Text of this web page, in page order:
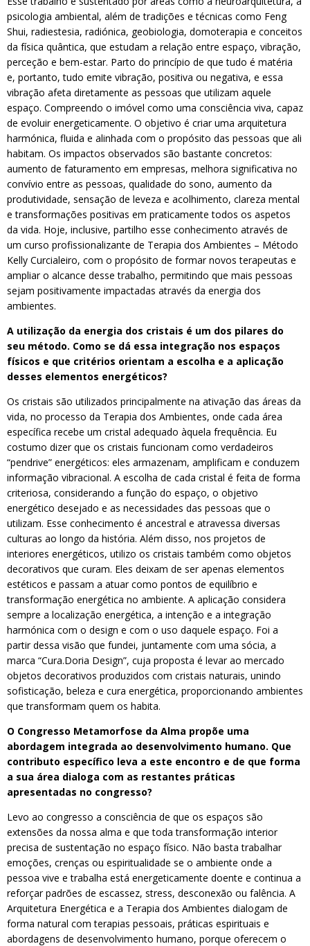
psicologia ambiental, além de tradições e técnicas como Feng
Shui, radiestesia, radiónica, geobiologia, domoterapia e conceitos
da física quântica, que estudam a relação entre espaço, vibração,
perceção e bem-estar. Parto do princípio de que tudo é matéria
e, portanto, tudo emite vibração, positiva ou negativa, e essa
vibração afeta diretamente as pessoas que utilizam aquele
espaço. Compreendo o imóvel como uma consciência viva, capaz
de evoluir energeticamente. O objetivo é criar uma arquitetura
harmónica, fluida e alinhada com o propósito das pessoas que ali
habitam. Os impactos observados são bastante concretos:
aumento de faturamento em empresas, melhora significativa no
convívio entre as pessoas, qualidade do sono, aumento da
produtividade, sensação de leveza e acolhimento, clareza mental
e transformações positivas em praticamente todos os aspetos
da vida. Hoje, inclusive, partilho esse conhecimento através de
um curso profissionalizante de Terapia dos Ambientes – Método
Kelly Curcialeiro, com o propósito de formar novos terapeutas e
ampliar o alcance desse trabalho, permitindo que mais pessoas
sejam positivamente impactadas através da energia dos
ambientes.
A utilização da energia dos cristais é um dos pilares do
seu método. Como se dá essa integração nos espaços
físicos e que critérios orientam a escolha e a aplicação
desses elementos energéticos?
Os cristais são utilizados principalmente na ativação das áreas da
vida, no processo da Terapia dos Ambientes, onde cada área
específica recebe um cristal adequado àquela frequência. Eu
costumo dizer que os cristais funcionam como verdadeiros
“pendrive” energéticos: eles armazenam, amplificam e conduzem
informação vibracional. A escolha de cada cristal é feita de forma
criteriosa, considerando a função do espaço, o objetivo
energético desejado e as necessidades das pessoas que o
utilizam. Esse conhecimento é ancestral e atravessa diversas
culturas ao longo da história. Além disso, nos projetos de
interiores energéticos, utilizo os cristais também como objetos
decorativos que curam. Eles deixam de ser apenas elementos
estéticos e passam a atuar como pontos de equilíbrio e
transformação energética no ambiente. A aplicação considera
sempre a localização energética, a intenção e a integração
harmónica com o design e com o uso daquele espaço. Foi a
partir dessa visão que fundei, juntamente com uma sócia, a
marca “Cura.Doria Design”, cuja proposta é levar ao mercado
objetos decorativos produzidos com cristais naturais, unindo
sofisticação, beleza e cura energética, proporcionando ambientes
que transformam quem os habita.
O Congresso Metamorfose da Alma propõe uma
abordagem integrada ao desenvolvimento humano. Que
contributo específico leva a este encontro e de que forma
a sua área dialoga com as restantes práticas
apresentadas no congresso?
Levo ao congresso a consciência de que os espaços são
extensões da nossa alma e que toda transformação interior
precisa de sustentação no espaço físico. Não basta trabalhar
emoções, crenças ou espiritualidade se o ambiente onde a
pessoa vive e trabalha está energeticamente doente e continua a
reforçar padrões de escassez, stress, desconexão ou falência. A
Arquitetura Energética e a Terapia dos Ambientes dialogam de
forma natural com terapias pessoais, práticas espirituais e
abordagens de desenvolvimento humano, porque oferecem o